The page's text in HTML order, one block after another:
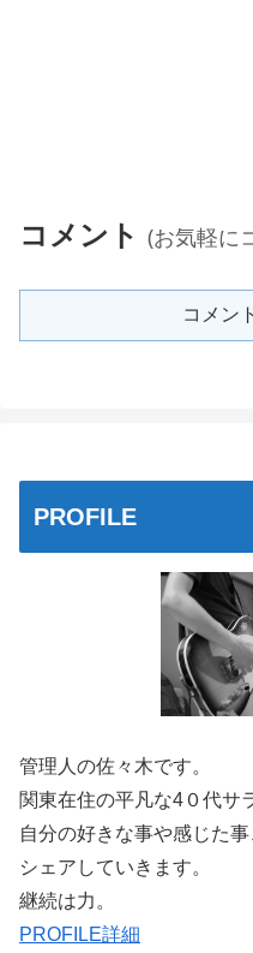
コメント (お気軽に
コメン
PROFILE
管理人の佐々木です。
関東在住の平凡な4０代サ
自分の好きな事や感じた
シェアしていきます。
継続は力。
PROFILE詳細